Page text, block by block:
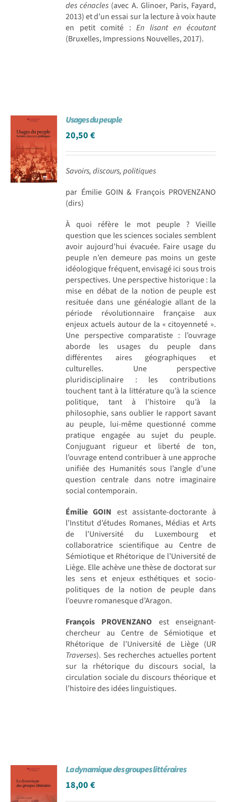
des cénacles (avec A. Glinoer, Paris, Fayard,
2013) et d’un essai sur la lecture à voix haute
en petit comité :En lisant en écoutant
(Bruxelles, Impressions Nouvelles, 2017).
Usages du peuple
20,50€
Savoirs, discours, politiques
par Émilie GOIN & François PROVENZANO
(dirs)
À quoi réfère le mot peuple ? Vieille
question que les sciences sociales semblent
avoir aujourd’hui évacuée. Faire usage du
peuple n’en demeure pas moins un geste
idéologique fréquent, envisagé ici sous trois
perspectives. Une perspective historique : la
mise en débat de la notion de peuple est
resituée dans une généalogie allant de la
période révolutionnaire française aux
enjeux actuels autour de la « citoyenneté ».
Une perspective comparatiste : l’ouvrage
aborde les usages du peuple dans
différentes aires géographiques et
culturelles. Une perspective
pluridisciplinaire : les contributions
touchent tant à la littérature qu’à la science
politique, tant à l’histoire qu’à la
philosophie, sans oublier le rapport savant
au peuple, lui-même questionné comme
pratique engagée au sujet du peuple.
Conjuguant rigueur et liberté de ton,
l’ouvrage entend contribuer à une approche
unifiée des Humanités sous l’angle d’une
question centrale dans notre imaginaire
social contemporain.
Émilie GOIN est assistante-doctorante à
l’Institut d’études Romanes, Médias et Arts
de l’Université du Luxembourg et
collaboratrice scientifique au Centre de
Sémiotique et Rhétorique de l’Université de
Liège. Elle achève une thèse de doctorat sur
les sens et enjeux esthétiques et socio-
politiques de la notion de peuple dans
l’oeuvre romanesque d’Aragon.
François PROVENZANO est enseignant-
chercheur au Centre de Sémiotique et
Rhétorique de l’Université de Liège (UR
Traverses). Ses recherches actuelles portent
sur la rhétorique du discours social, la
circulation sociale du discours théorique et
l’histoire des idées linguistiques.
La dynamique des groupes littéraires
18,00€